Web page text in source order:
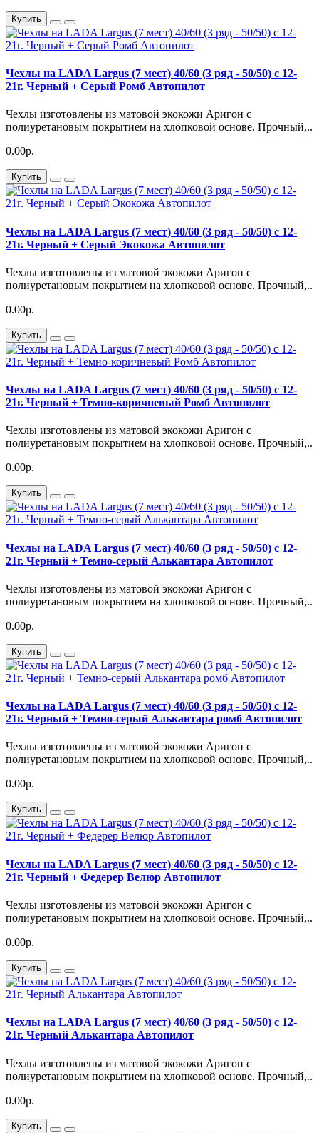
Купить
Чехлы на LADA Largus (7 мест) 40/60 (3 ряд - 50/50) с 12-
21г. Черный + Серый Ромб Автопилот
Чехлы изготовлены из матовой экокожи Аригон с
полиуретановым покрытием на хлопковой основе. Прочный,..
0.00р.
Купить
Чехлы на LADA Largus (7 мест) 40/60 (3 ряд - 50/50) с 12-
21г. Черный + Серый Экокожа Автопилот
Чехлы изготовлены из матовой экокожи Аригон с
полиуретановым покрытием на хлопковой основе. Прочный,..
0.00р.
Купить
Чехлы на LADA Largus (7 мест) 40/60 (3 ряд - 50/50) с 12-
21г. Черный + Темно-коричневый Ромб Автопилот
Чехлы изготовлены из матовой экокожи Аригон с
полиуретановым покрытием на хлопковой основе. Прочный,..
0.00р.
Купить
Чехлы на LADA Largus (7 мест) 40/60 (3 ряд - 50/50) с 12-
21г. Черный + Темно-серый Алькантара Автопилот
Чехлы изготовлены из матовой экокожи Аригон с
полиуретановым покрытием на хлопковой основе. Прочный,..
0.00р.
Купить
Чехлы на LADA Largus (7 мест) 40/60 (3 ряд - 50/50) с 12-
21г. Черный + Темно-серый Алькантара ромб Автопилот
Чехлы изготовлены из матовой экокожи Аригон с
полиуретановым покрытием на хлопковой основе. Прочный,..
0.00р.
Купить
Чехлы на LADA Largus (7 мест) 40/60 (3 ряд - 50/50) с 12-
21г. Черный + Федерер Велюр Автопилот
Чехлы изготовлены из матовой экокожи Аригон с
полиуретановым покрытием на хлопковой основе. Прочный,..
0.00р.
Купить
Чехлы на LADA Largus (7 мест) 40/60 (3 ряд - 50/50) с 12-
21г. Черный Алькантара Автопилот
Чехлы изготовлены из матовой экокожи Аригон с
полиуретановым покрытием на хлопковой основе. Прочный,..
0.00р.
Купить